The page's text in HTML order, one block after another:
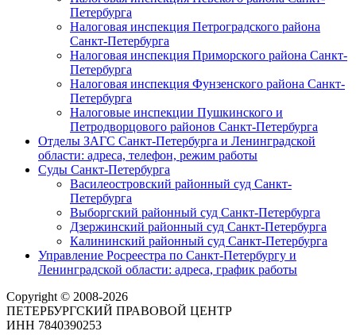
Петербурга
Налоговая инспекция Петроградского района
Санкт-Петербурга
Налоговая инспекция Приморского района Санкт-
Петербурга
Налоговая инспекция Фунзенского района Санкт-
Петербурга
Налоговые инспекции Пушкинского и
Петродворцового районов Санкт-Петербурга
Отделы ЗАГС Санкт-Петербурга и Ленинградской
области: адреса, телефон, режим работы
Суды Санкт-Петербурга
Василеостровский районный суд Санкт-
Петербурга
Выборгский районный суд Санкт-Петербурга
Дзержинский районный суд Санкт-Петербурга
Калининский районный суд Санкт-Петербурга
Управление Росреестра по Санкт-Петербургу и
Ленинградской области: адреса, график работы
Copyright © 2008-2026
ПЕТЕРБУРГСКИЙ ПРАВОВОЙ ЦЕНТР
ИНН 7840390253